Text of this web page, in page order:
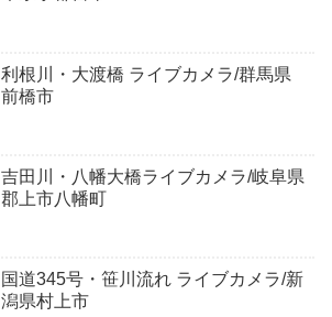
利根川・大渡橋 ライブカメラ/群馬県
前橋市
吉田川・八幡大橋ライブカメラ/岐阜県
郡上市八幡町
国道345号・笹川流れ ライブカメラ/新
潟県村上市